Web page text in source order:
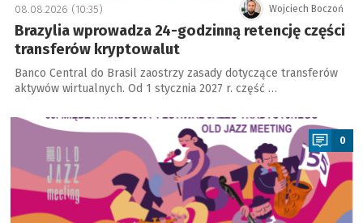
Wojciech Boczoń
08.08.2026 (10:35)
Brazylia wprowadza 24-godzinną retencję części
transferów kryptowalut
Banco Central do Brasil zaostrzy zasady dotyczące transferów
aktywów wirtualnych. Od 1 stycznia 2027 r. część …
a
0